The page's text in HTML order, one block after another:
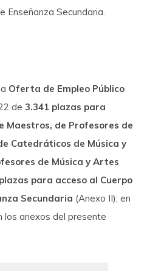
Enseñanza Secundaria.
Oferta de Empleo Público
de 3.341 plazas para
Maestros, de Profesores de
Catedráticos de Música y
de Música y Artes
para acceso al Cuerpo
Secundaria (Anexo II); en
los anexos del presente